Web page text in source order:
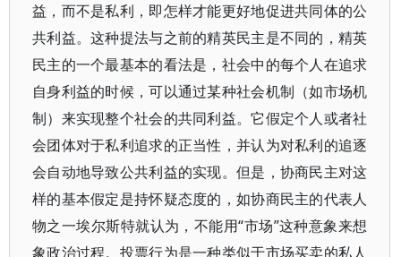
益，而不是私利，即怎样才能更好地促进共同体的公
共利益。这种提法与之前的精英民主是不同的，精英
民主的一个最基本的看法是，社会中的每个人在追求
自身利益的时候，可以通过某种社会机制（如市场机
制）来实现整个社会的共同利益。它假定个人或者社
会团体对于私利追求的正当性，并认为对私利的追逐
会自动地导致公共利益的实现。但是，协商民主对这
样的基本假定是持怀疑态度的，如协商民主的代表人
物之一埃尔斯特就认为，不能用“市场”这种意象来想
象政治过程。投票行为是一种类似于市场买卖的私人